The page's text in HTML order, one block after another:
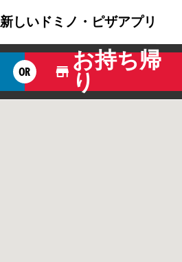
新しいドミノ・ピザアプリ
OR
お持ち帰
り